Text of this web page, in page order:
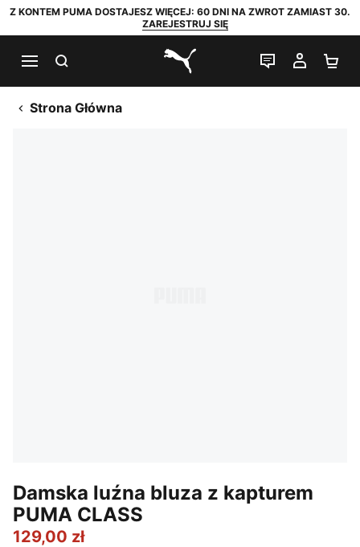
Z KONTEM PUMA DOSTAJESZ WIĘCEJ: 60 DNI NA ZWROT ZAMIAST 30.
ZAREJESTRUJ SIĘ
PUMA.com
CZAT NA
MOJE
Strona Główna
Damska luźna bluza z kapturem
PUMA CLASS
129,00 zł